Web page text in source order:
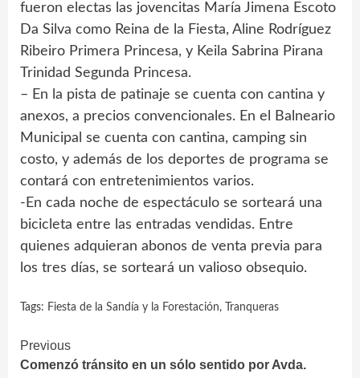
fueron electas las jovencitas María Jimena Escoto
Da Silva como Reina de la Fiesta, Aline Rodríguez
Ribeiro Primera Princesa, y Keila Sabrina Pirana
Trinidad Segunda Princesa.
– En la pista de patinaje se cuenta con cantina y
anexos, a precios convencionales. En el Balneario
Municipal se cuenta con cantina, camping sin
costo, y además de los deportes de programa se
contará con entretenimientos varios.
-En cada noche de espectáculo se sorteará una
bicicleta entre las entradas vendidas. Entre
quienes adquieran abonos de venta previa para
los tres días, se sorteará un valioso obsequio.
Tags: Fiesta de la Sandía y la Forestación, Tranqueras
Continue
Previous
Comenzó tránsito en un sólo sentido por Avda.